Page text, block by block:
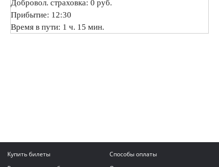
Добровол. страховка: 0 руб.
Прибытие: 12:30
Время в пути: 1 ч. 15 мин.
Купить билеты
Способы оплаты